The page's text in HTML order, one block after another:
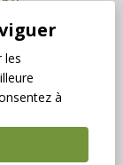
les
à